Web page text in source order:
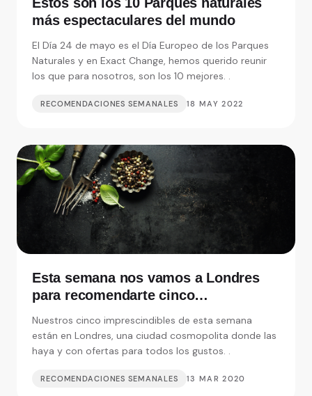
más espectaculares del mundo
El Día 24 de mayo es el Día Europeo de los Parques
Naturales y en Exact Change, hemos querido reunir
los que para nosotros, son los 10 mejores. .
RECOMENDACIONES SEMANALES 18 MAY 2022
Esta semana nos vamos a Londres
para recomendarte cinco
imprescindibles
Nuestros cinco imprescindibles de esta semana
están en Londres, una ciudad cosmopolita donde las
haya y con ofertas para todos los gustos. .
RECOMENDACIONES SEMANALES 13 MAR 2020